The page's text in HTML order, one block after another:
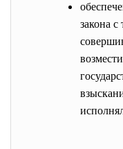
закона